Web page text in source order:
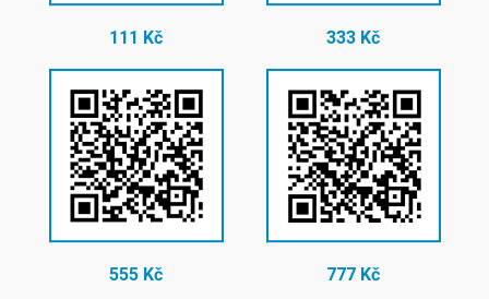
111 Kč 333 Kč
555 Kč 777 Kč